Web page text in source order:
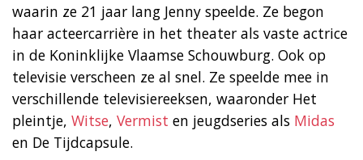
waarin ze 21 jaar lang Jenny speelde. Ze begon
haar acteercarrière in het theater als vaste actrice
in de Koninklijke Vlaamse Schouwburg. Ook op
televisie verscheen ze al snel. Ze speelde mee in
verschillende televisiereeksen, waaronder Het
pleintje, Witse, Vermist en jeugdseries als Midas
en De Tijdcapsule.